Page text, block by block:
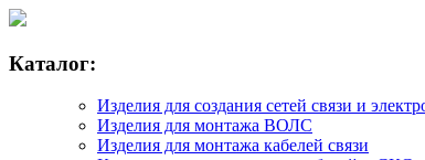
Каталог:
Изделия для создания сетей связи и
Изделия для монтажа ВОЛС
Изделия для монтажа кабелей связи